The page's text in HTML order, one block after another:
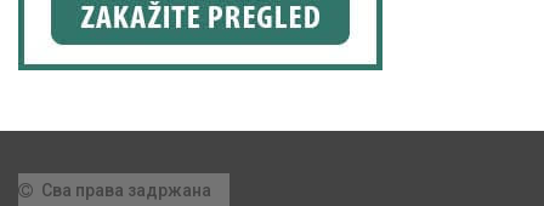
Сва права задржана